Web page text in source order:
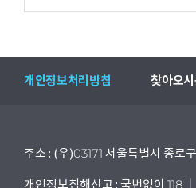
개인정보처리방침 찾아오
주소 : (우)03171 서울특별시 종로
개인정보침해신고 : 국번없이 118